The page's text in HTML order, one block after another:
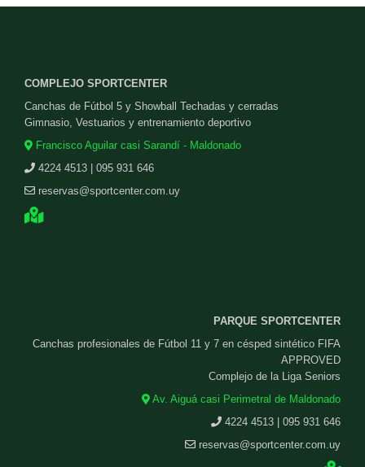
COMPLEJO SPORTCENTER
Canchas de Fútbol 5 y Showball Techadas y cerradas
Gimnasio, Vestuarios y entrenamiento deportivo
Francisco Aguilar casi Sarandí - Maldonado
4224 4513 | 095 931 646
reservas@sportcenter.com.uy
PARQUE SPORTCENTER
Canchas profesionales de Fútbol 11 y 7 en césped sintético FIFA
APPROVED
Complejo de la Liga Seniors
Av. Aiguá casi Perimetral de Maldonado
4224 4513 | 095 931 646
reservas@sportcenter.com.uy